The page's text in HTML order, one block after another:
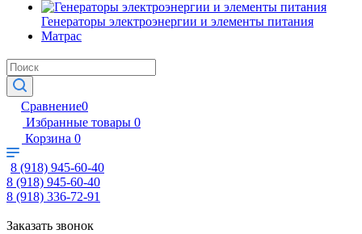
Генераторы электроэнергии и элементы питания
Матрас
Сравнение0
Избранные товары 0
Корзина 0
8 (918) 945-60-40
8 (918) 945-60-40
8 (918) 336-72-91
Заказать звонок